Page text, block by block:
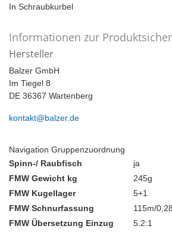
In Schraubkurbel
Informationen zur
Hersteller
Balzer GmbH
Im Tiegel 8
DE 36367 Wartenberg
kontakt@balzer.de
Navigation Gruppenzuordnung
Spinn-/ Raubfisch
ja
FMW Gewicht kg
245g
FMW Kugellager
5+1
FMW Schnurfassung
115m/
FMW Übersetzung Einzug
5.2:1